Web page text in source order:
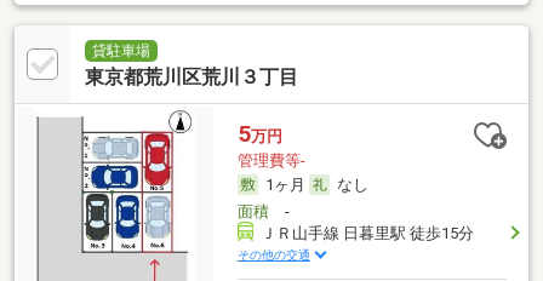
貸駐車場
東京都荒川区荒川３丁目
5万円
管理費等-
1ヶ月
なし
面積-
ＪＲ山手線 日暮里駅 徒歩15分
その他の交通